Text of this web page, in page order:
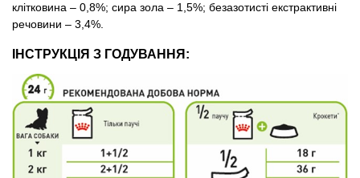
клітковина – 0,8%; сира зола – 1,5%; безазотисті екстрактивні
речовини – 3,4%.
ІНСТРУКЦІЯ З ГОДУВАННЯ: